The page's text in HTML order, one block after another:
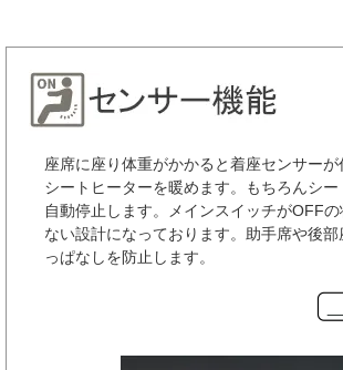
座席に座り体重がかかると着座センサーが
シートヒーターを暖めます。もちろんシ
自動停止します。メインスイッチがOFF
ない設計になっております。助手席や後
っぱなしを防止します。